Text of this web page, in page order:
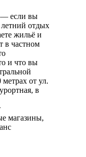
— если вы
летний отдых
жильё и
в частном
и что вы
от ул.
в
магазины,